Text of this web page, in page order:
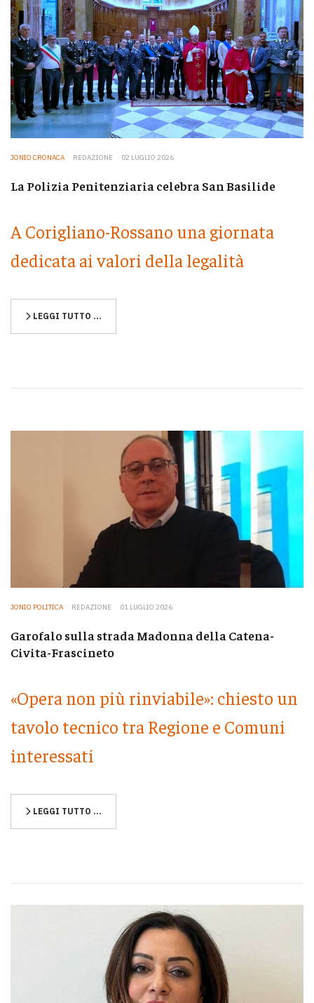
JONIO CRONACA REDAZIONE 02 LUGLIO 2026
La Polizia Penitenziaria celebra San Basilide
A Corigliano-Rossano una giornata
dedicata ai valori della legalità
LEGGI TUTTO …
JONIO POLITICA REDAZIONE 01 LUGLIO 2026
Garofalo sulla strada Madonna della Catena-
Civita-Frascineto
«Opera non più rinviabile»: chiesto un
tavolo tecnico tra Regione e Comuni
interessati
LEGGI TUTTO …